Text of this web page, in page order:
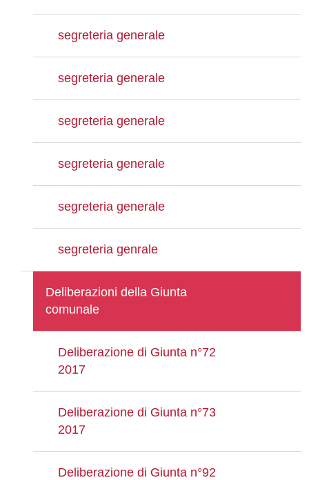
segreteria generale
segreteria generale
segreteria generale
segreteria generale
segreteria generale
segreteria genrale
Deliberazioni della Giunta
comunale
Deliberazione di Giunta n°72
2017
Deliberazione di Giunta n°73
2017
Deliberazione di Giunta n°92